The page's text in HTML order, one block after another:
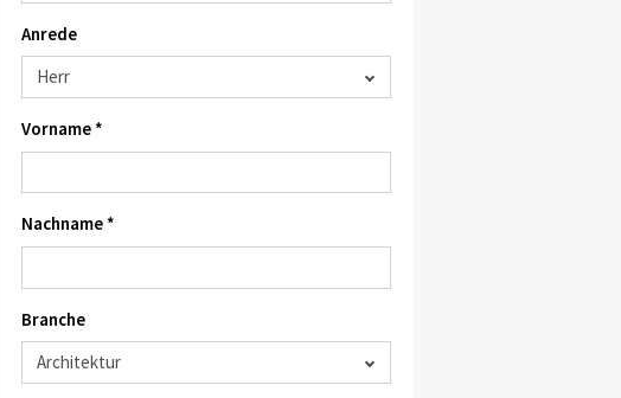
Anrede
Vorname *
Nachname *
Branche